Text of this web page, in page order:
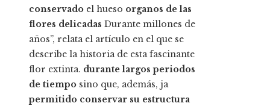
conservado el hueso organos de las
flores delicadas Durante millones de
años”, relata el artículo en el que se
describe la historia de esta fascinante
flor extinta. durante largos periodos
de tiempo sino que, además, ja
permitido conservar su estructura